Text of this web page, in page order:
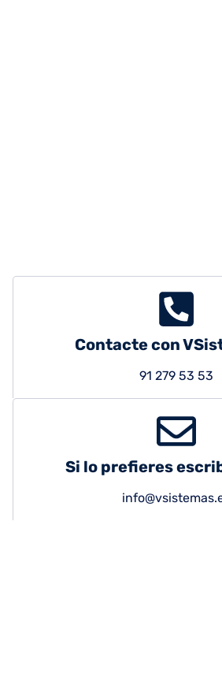
Contacte con
91 279 53 53
Si lo prefieres